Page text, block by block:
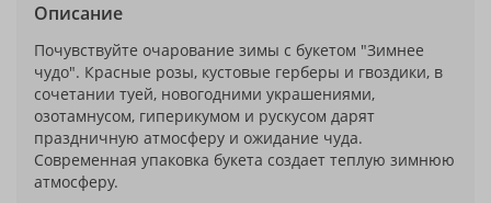
Описание
Почувствуйте очарование зимы с букетом "Зимнее
чудо". Красные розы, кустовые герберы и гвоздики, в
сочетании туей, новогодними украшениями,
озотамнусом, гиперикумом и рускусом дарят
праздничную атмосферу и ожидание чуда.
Современная упаковка букета создает теплую зимнюю
атмосферу.